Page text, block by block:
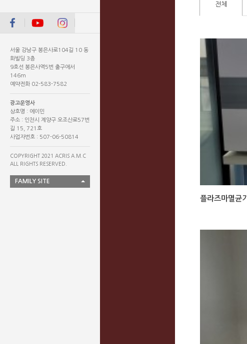
서울 강남구 봉은사로104길 10 동
화빌딩 3층
9호선 봉은사역5번 출구에서
146m
예약전화 02-583-7582
광고운영사
상호명 : 에이민
주소 : 인천시 계양구 오조산로57번
길 15, 721호
사업자번호 : 507-06-50814
COPYRIGHT 2021 ACRIS A.M.C
ALL RIGHTS RESERVED.
FAMILY SITE
전체
플라즈마멸균기